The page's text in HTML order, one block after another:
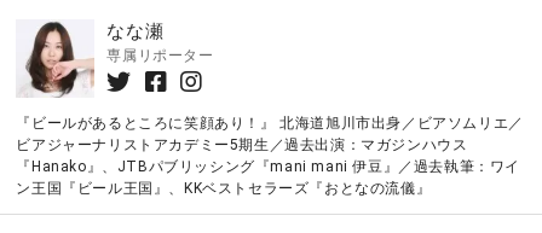
なな瀬
専属リポーター
『ビールがあるところに笑顔あり！』 北海道旭川市出身／ビアソムリエ／
ビアジャーナリストアカデミー5期生／過去出演：マガジンハウス
『Hanako』、JTBパブリッシング『mani mani 伊豆』／過去執筆：ワイ
ン王国『ビール王国』、KKベストセラーズ『おとなの流儀』